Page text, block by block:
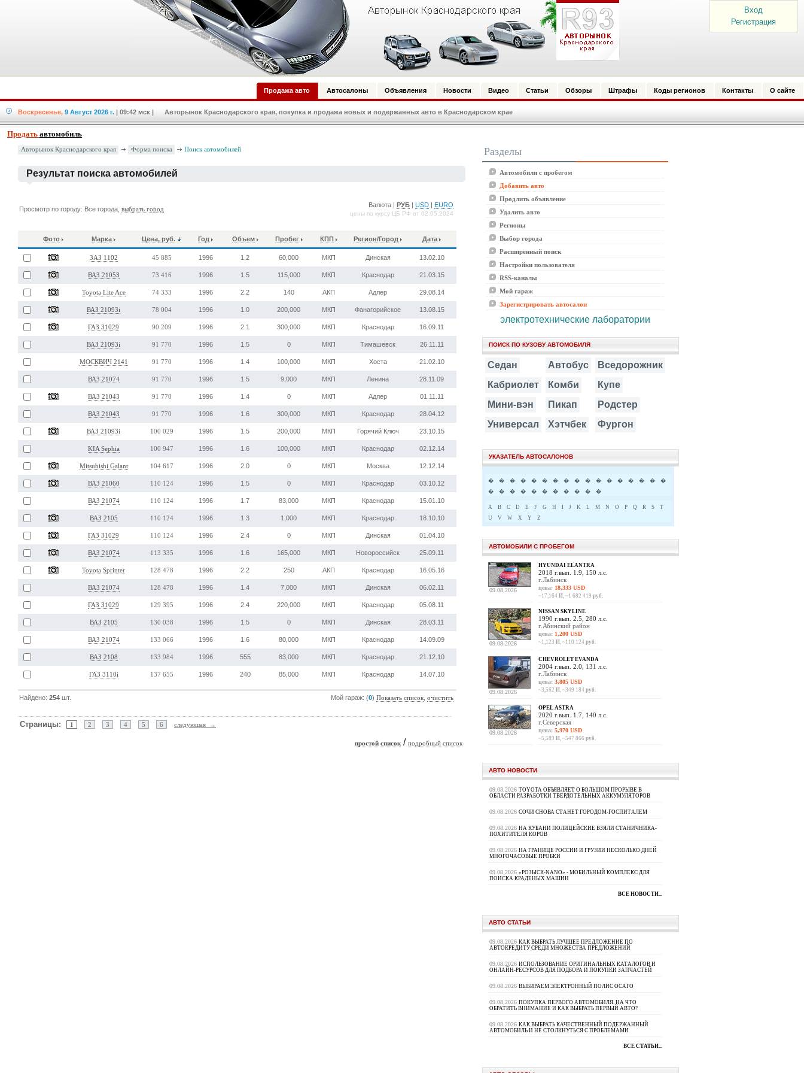
Вход
Регистрация
Продажа авто Автосалоны Объявления Новости Видео Статьи Обзоры Штрафы Коды регионов Контакты О сайте
Воскресенье, 9 Август 2026 г. | 09:42 мск | Авторынок Краснодарского края, покупка и продажа новых и подержанных авто в Краснодарском крае
Продать автомобиль
Авторынок Краснодарского края Форма поиска Поиск автомобилей
Результат поиска автомобилей
Просмотр по городу: Все города,выбрать город
Валюта |РУБ |USD | EURO
цены по курсу ЦБ РФ от 02.05.2024
Фото Марка Цена, руб. Год Объем Пробег КПП Регион/Город Дата
ЗАЗ 1102 45 885 1996 1.2 60,000 МКП Динская 13.02.10
ВАЗ 21053 73 416 1996 1.5 115,000 МКП Краснодар 21.03.15
Toyota Lite Ace 74 333 1996 2.2 140 АКП Адлер 29.08.14
ВАЗ 21093i 78 004 1996 1.0 200,000 МКП Фанагорийское 13.08.15
ГАЗ 31029 90 209 1996 2.1 300,000 МКП Краснодар 16.09.11
ВАЗ 21093i 91 770 1996 1.5 0 МКП Тимашевск 26.11.11
МОСКВИЧ 2141 91 770 1996 1.4 100,000 МКП Хоста 21.02.10
ВАЗ 21074 91 770 1996 1.5 9,000 МКП Ленина 28.11.09
ВАЗ 21043 91 770 1996 1.4 0 МКП Адлер 01.11.11
ВАЗ 21043 91 770 1996 1.6 300,000 МКП Краснодар 28.04.12
ВАЗ 21093i 100 029 1996 1.5 200,000 МКП Горячий Ключ 23.10.15
KIA Sephia 100 947 1996 1.6 100,000 МКП Краснодар 02.12.14
Mitsubishi Galant 104 617 1996 2.0 0 МКП Москва 12.12.14
ВАЗ 21060 110 124 1996 1.5 0 МКП Краснодар 03.10.12
ВАЗ 21074 110 124 1996 1.7 83,000 МКП Краснодар 15.01.10
ВАЗ 2105 110 124 1996 1.3 1,000 МКП Краснодар 18.10.10
ГАЗ 31029 110 124 1996 2.4 0 МКП Динская 01.04.10
ВАЗ 21074 113 335 1996 1.6 165,000 МКП Новороссийск 25.09.11
Toyota Sprinter 128 478 1996 2.2 250 АКП Краснодар 16.05.16
ВАЗ 21074 128 478 1996 1.4 7,000 МКП Динская 06.02.11
ГАЗ 31029 129 395 1996 2.4 220,000 МКП Краснодар 05.08.11
ВАЗ 2105 130 038 1996 1.5 0 МКП Динская 28.03.11
ВАЗ 21074 133 066 1996 1.6 80,000 МКП Краснодар 14.09.09
ВАЗ 2108 133 984 1996 555 83,000 МКП Краснодар 21.12.10
ГАЗ 3110i 137 655 1996 240 85,000 МКП Краснодар 14.07.10
Найдено:254 шт. Мой гараж: (0)Показать список ,очистить
Страницы: 1 2 3 4 5 6 следующая →
простой список /подробный список
Разделы
Автомобили с пробегом
Добавить авто
Продлить объявление
Удалить авто
Регионы
Выбор города
Расширенный поиск
Настройки пользователя
RSS-каналы
Мой гараж
Зарегистрировать автосалон
электротехнические лаборатории
ПОИСК ПО КУЗОВУ АВТОМОБИЛЯ
Седан Автобус
Вседорожник
Кабриолет
Комби
Купе
Мини-вэн
Пикап
Родстер
Универсал
Хэтчбек Фургон
УКАЗАТЕЛЬ АВТОСАЛОНОВ
� � � � � � � � � � � � � � � �
�
�
� � � � � � � � � �
A B C D E F G H I J K L M N O P Q R S
T
U
V W X Y Z
АВТОМОБИЛИ С ПРОБЕГОМ
09.08.2026
HYUNDAI ELANTRA
2018 г.вып. 1.9, 150 л.с.
г.Лабинск
цена: 18,333 USD
~17,164 И, ~1 682 419 руб.
09.08.2026
NISSAN SKYLINE
1990 г.вып. 2.5, 280 л.с.
г.Абинский район
цена: 1,200 USD
~1,123 И, ~110 124 руб.
09.08.2026
CHEVROLET EVANDA
2004 г.вып. 2.0, 131 л.с.
г.Лабинск
цена: 3,805 USD
~3,562 И, ~349 184 руб.
09.08.2026
OPEL ASTRA
2020 г.вып. 1.7, 140 л.с.
г.Северская
цена: 5,970 USD
~5,589 И, ~547 866 руб.
АВТО НОВОСТИ
09.08.2026 TOYOTA ОБЪЯВЛЯЕТ О БОЛЬШОМ ПРОРЫВЕ В
ОБЛАСТИ РАЗРАБОТКИ ТВЕРДОТЕЛЬНЫХ АККУМУЛЯТОРОВ
09.08.2026 СОЧИ СНОВА СТАНЕТ ГОРОДОМ-ГОСПИТАЛЕМ
09.08.2026 НА КУБАНИ ПОЛИЦЕЙСКИЕ ВЗЯЛИ СТАНИЧНИКА-
ПОХИТИТЕЛЯ КОРОВ
09.08.2026 НА ГРАНИЦЕ РОССИИ И ГРУЗИИ НЕСКОЛЬКО ДНЕЙ
МНОГОЧАСОВЫЕ ПРОБКИ
09.08.2026 «РОЗЫСК-NANO» - МОБИЛЬНЫЙ КОМПЛЕКС ДЛЯ
ПОИСКА КРАДЕНЫХ МАШИН
ВСЕ НОВОСТИ...
АВТО СТАТЬИ
09.08.2026 КАК ВЫБРАТЬ ЛУЧШЕЕ ПРЕДЛОЖЕНИЕ ПО
АВТОКРЕДИТУ СРЕДИ МНОЖЕСТВА ПРЕДЛОЖЕНИЙ
09.08.2026 ИСПОЛЬЗОВАНИЕ ОРИГИНАЛЬНЫХ КАТАЛОГОВ И
ОНЛАЙН-РЕСУРСОВ ДЛЯ ПОДБОРА И ПОКУПКИ ЗАПЧАСТЕЙ
09.08.2026 ВЫБИРАЕМ ЭЛЕКТРОННЫЙ ПОЛИС ОСАГО
09.08.2026 ПОКУПКА ПЕРВОГО АВТОМОБИЛЯ. НА ЧТО
ОБРАТИТЬ ВНИМАНИЕ И КАК ВЫБРАТЬ ПЕРВЫЙ АВТО?
09.08.2026 КАК ВЫБРАТЬ КАЧЕСТВЕННЫЙ ПОДЕРЖАННЫЙ
АВТОМОБИЛЬ И НЕ СТОЛКНУТЬСЯ С ПРОБЛЕМАМИ
ВСЕ СТАТЬИ...